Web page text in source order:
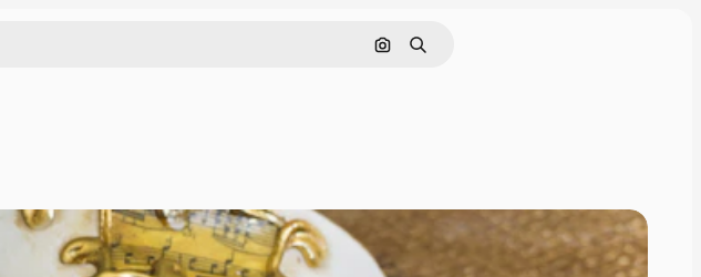
Nach Bild suchen
Suchen